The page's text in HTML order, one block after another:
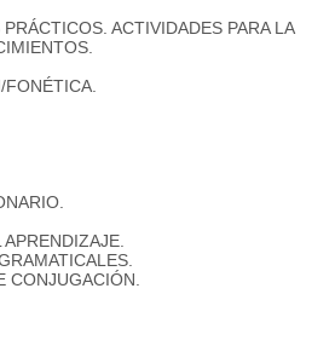
ACTIVIDADES PARA LA
CONJUGACIÓN.